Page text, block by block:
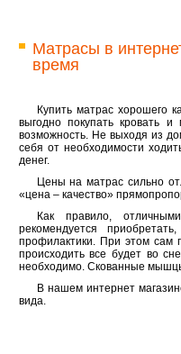
Матрасы в
время
Купить матрас хорошего
выгодно покупать кровать
возможность. Не выходя из
себя от необходимости
денег.
Цены на матрас сильно
«цена – качество»
Как правило,
рекомендуется
профилактики. При этом сам
происходить все будет во
необходимо. Скованные
В нашем интернет
вида.